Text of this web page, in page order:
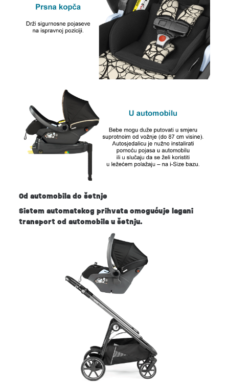
Od automobila do šetnje
Sistem automatskog prihvata omogućuje lagani
transport od automobila u šetnju.